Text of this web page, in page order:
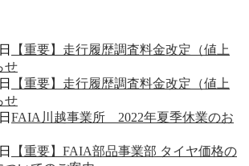
【重要】走行履歴調査料金改定（値上
せ
【重要】走行履歴調査料金改定（値上
せ
FAIA川越事業所 2022年夏季休業のお
【重要】FAIA部品事業部 タイヤ価格の